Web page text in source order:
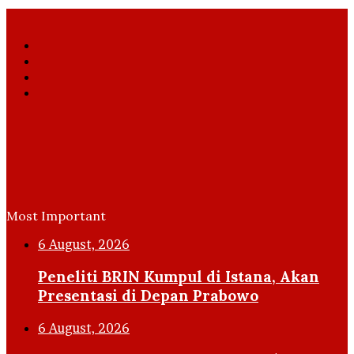
Most Important
6 August, 2026
Peneliti BRIN Kumpul di Istana, Akan
Presentasi di Depan Prabowo
6 August, 2026